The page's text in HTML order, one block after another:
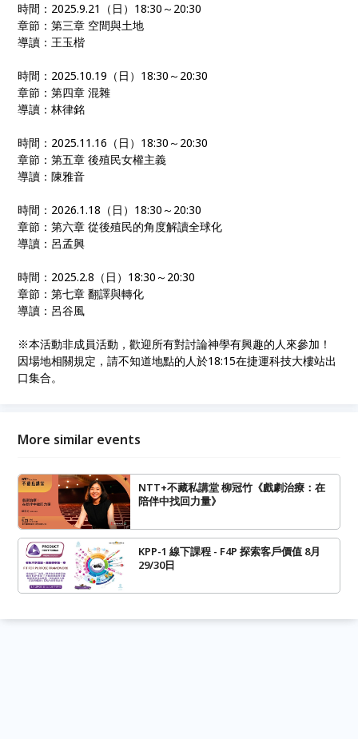
時間：2025.9.21（日）18:30～20:30
章節：第三章 空間與土地
導讀：王玉楷
時間：2025.10.19（日）18:30～20:30
章節：第四章 混雜
導讀：林律銘
時間：2025.11.16（日）18:30～20:30
章節：第五章 後殖民女權主義
導讀：陳雅音
時間：2026.1.18（日）18:30～20:30
章節：第六章 從後殖民的角度解讀全球化
導讀：呂孟興
時間：2025.2.8（日）18:30～20:30
章節：第七章 翻譯與轉化
導讀：呂谷風
※本活動非成員活動，歡迎所有對討論神學有興趣的人來參加！
因場地相關規定，請不知道地點的人於18:15在捷運科技大樓站出
口集合。
More similar events
NTT+不藏私講堂 柳冠竹《戲劇治療：在
陪伴中找回力量》
KPP-1 線下課程 - F4P 探索客戶價值 8月
29/30日